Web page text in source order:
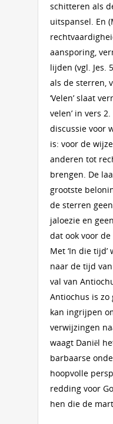
schitteren als
uitspansel. En
aansporing,
lijden (vgl. Jes.
als de sterren,
‘Velen’ slaat
velen’ in vers
discussie voor
is: voor de
anderen tot
brengen. De
grootste
de sterren
jaloezie en
dat ook voor
Met ‘In die
naar de tijd
val van
Antiochus is zo
kan ingrijpen
verwijzingen
waagt Daniël
barbaarse
hoopvolle
redding voor
hen die de